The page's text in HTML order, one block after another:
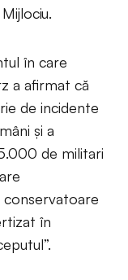
în care
a afirmat că
de incidente
și a
de militari
în